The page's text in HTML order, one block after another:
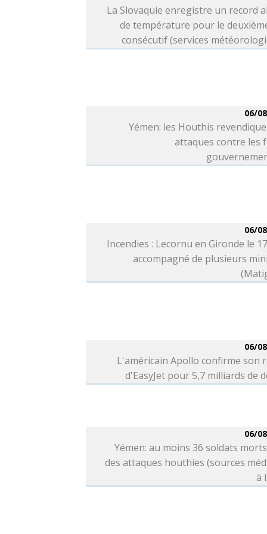
La Slovaquie enregistre un record
de température pour le
consécutif (services
06/
Yémen: les Houthis
attaques contre les
06/
Incendies : Lecornu en Gironde le
accompagné de plusieurs
06/
L'américain Apollo confirme son
d'EasyJet pour 5,7 milliards de
06/
Yémen: au moins 36 soldats
des attaques houthies (sources
à